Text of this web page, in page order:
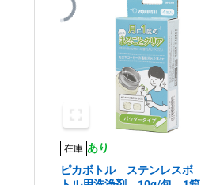
在庫 あり
ピカボトル ステンレスボ